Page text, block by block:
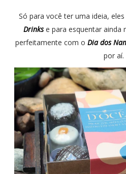
Só para você ter uma ideia,
Drinkse para esquentar ainda
perfeitamente com oDia dos
por aí.